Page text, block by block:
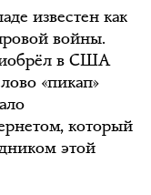
известен как
войны.
в США
«пикап»
который
этой